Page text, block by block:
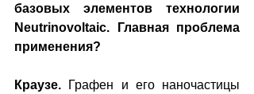
базовых элементов технологии
Neutrinovoltaic. Главная проблема
применения?
Краузе. Графен и его наночастицы